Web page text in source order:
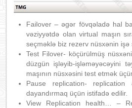
Failover – əgər fövqəladə hal
vəziyyətdə olan virtual maşın
seçməklə biz rezerv nüsxənin işə
Test Filover- köçürülmüş
düzgün işləyib-işləməyəcəyini
maşının nüsxəsini test etmək
Pause replication- replication
dayandırmaq üçün istifadə edilir.
View Replication health… –